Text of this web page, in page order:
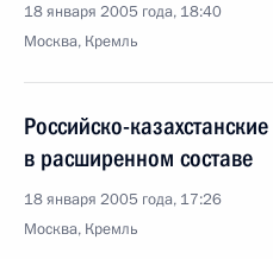
18 января 2005 года, 18:40
Москва, Кремль
Российско-
в расширенном составе
18 января 2005 года, 17:26
Москва, Кремль